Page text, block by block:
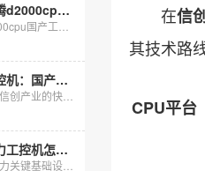
使用飞腾d2000cpu的国产工控机怎么选？
飞腾工控机：国产芯、强性能、多场景，助力关键行业自主可控
飞腾电力工控机怎么选？东田两款国产化主机适配电力规约采集
在信
其技术路
CPU平台